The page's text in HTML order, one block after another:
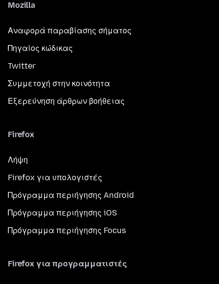
Mozilla
Αναφορά παραβίασης σήματος
Πηγαίος κώδικας
Twitter
Συμμετοχή στην κοινότητα
Εξερεύνηση άρθρων βοήθειας
Firefox
Λήψη
Firefox για υπολογιστές
Πρόγραμμα περιήγησης Android
Πρόγραμμα περιήγησης iOS
Πρόγραμμα περιήγησης Focus
Firefox για προγραμματιστές